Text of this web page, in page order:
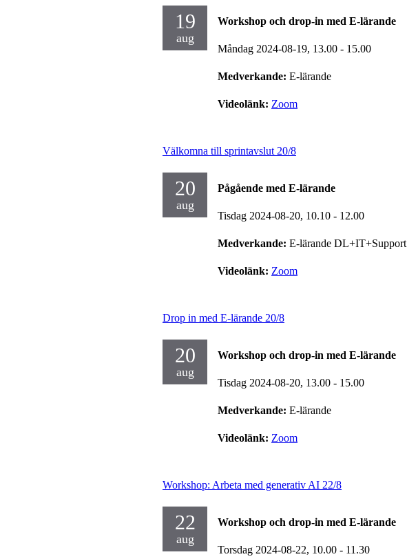
19
aug
Workshop och drop-in med E-lärande
Måndag 2024-08-19, 13.00 - 15.00
Medverkande: E-lärande
Videolänk: Zoom
Välkomna till sprintavslut 20/8
20
aug
Pågående med E-lärande
Tisdag 2024-08-20, 10.10 - 12.00
Medverkande: E-lärande DL+IT+Support
Videolänk: Zoom
Drop in med E-lärande 20/8
20
aug
Workshop och drop-in med E-lärande
Tisdag 2024-08-20, 13.00 - 15.00
Medverkande: E-lärande
Videolänk: Zoom
Workshop: Arbeta med generativ AI 22/8
22
aug
Workshop och drop-in med E-lärande
Torsdag 2024-08-22, 10.00 - 11.30